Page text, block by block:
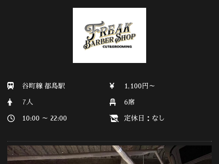
谷町線 都島駅
7人
10:00 ～ 22:00
1,100円～
6席
定休日：なし